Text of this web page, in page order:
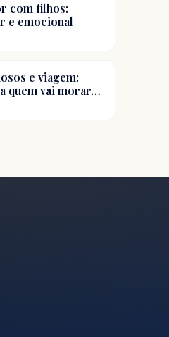
com filhos:
e emocional
e viagem:
quem vai morar…